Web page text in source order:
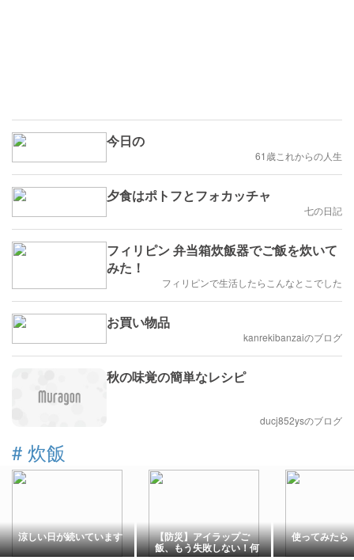
今日の
61歳これからの人生
夕食はポトフとフォカッチャ
七の日記
フィリピン 弁当箱炊飯器でご飯を炊いて
みた！
フィリピンで生活したらこんなとこでした
お買い物品
kanrekibanzaiのブログ
秋の味覚の簡単なレシピ
ducj852ysのブログ
# 炊飯
涼しい日が続いています 【防災】アイラップご
飯、もう失敗しない！何
使ってみたら